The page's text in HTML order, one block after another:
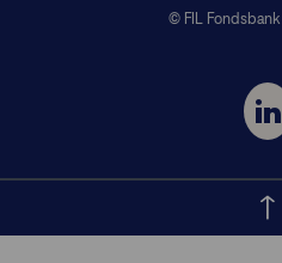
© FIL